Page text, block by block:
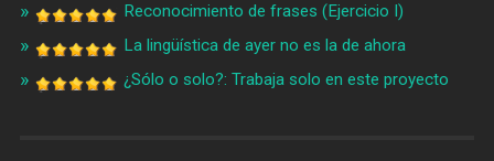
Reconocimiento de frases (Ejercicio I)
La lingüística de ayer no es la de ahora
¿Sólo o solo?: Trabaja solo en este proyecto